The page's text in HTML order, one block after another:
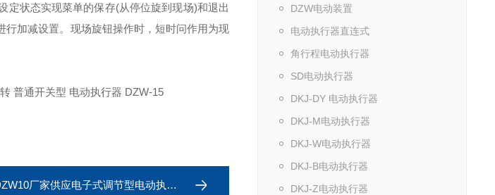
DZW电动装置
电动执行器直连式
角行程电动执行器
SD电动执行器
DKJ-DY 电动执行器
DKJ-M电动执行器
DKJ-W电动执行器
DKJ-B电动执行器
DKJ-Z电动执行器
定状态实现菜单的保存(从停位旋到现场)和退出
加减设置。现场旋钮操作时，短时问作用为现
厂家供应电子式调节型电动执行器